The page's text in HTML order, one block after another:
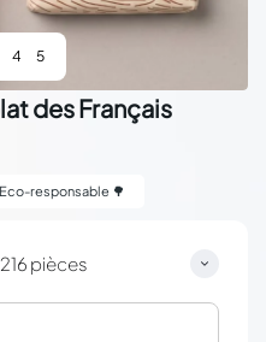
4 5
des Français
Eco-responsable 🌳
216 pièces